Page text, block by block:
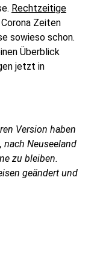
Rechtzeitige
Zeiten
sowieso schon.
Überblick
jetzt in
Version haben
nach Neuseeland
zu bleiben.
geändert und